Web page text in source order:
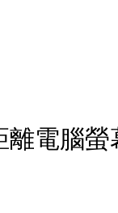
離電腦螢